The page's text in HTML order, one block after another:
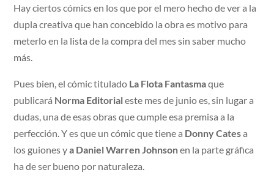
Hay ciertos cómics en los que por el mero hecho de ver a la
dupla creativa que han concebido la obra es motivo para
meterlo en la lista de la compra del mes sin saber mucho
más.
Pues bien, el cómic titulado La Flota Fantasmaque
publicará Norma Editorialeste mes de junio es, sin lugar a
dudas, una de esas obras que cumple esa premisa a la
perfección. Y es que un cómic que tiene a Donny Catesa
los guiones ya Daniel Warren Johnsonen la parte gráfica
ha de ser bueno por naturaleza.